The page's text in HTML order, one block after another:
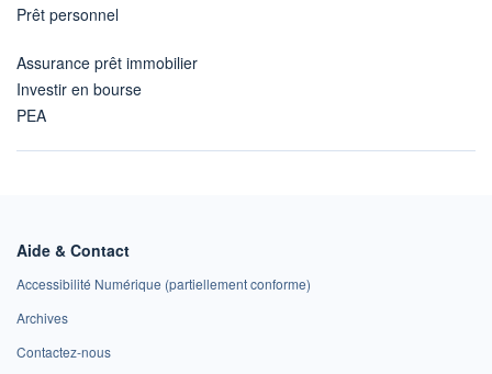
Prêt personnel
Assurance prêt immobilier
Investir en bourse
PEA
Aide & Contact
Accessibilité Numérique (partiellement conforme)
Archives
Contactez-nous